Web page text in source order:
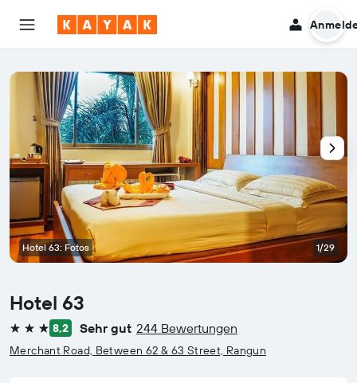
Hotel 63
3 Sterne8,2 Sehr gut 244 Bewertungen
Merchant Road, Between 62 & 63 Street, Rangun
Hotel 63: Fotos 1/29